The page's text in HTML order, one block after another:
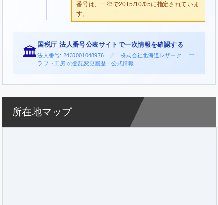
番号は、一律で2015/10/05に指定されていま
す。
🏛️
国税庁 法人番号公表サイトで一次情報を確認する
法人番号: 2430001048976 ／ 株式会社北海道レザーク
ラフト工房 の登記変更履歴・公式情報
→
所在地マップ